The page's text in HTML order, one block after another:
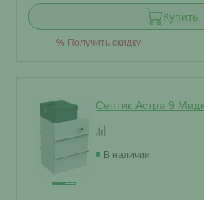
Купить
% Получить скидку
Септик Астра 9
В наличии